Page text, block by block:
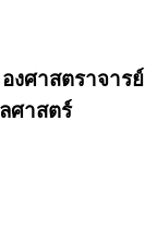
งศาสตราจารย์
ศาสตร์